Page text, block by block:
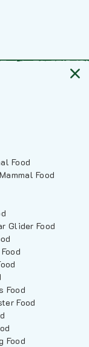
Food
Food
Glider Food
Food
Food
Food